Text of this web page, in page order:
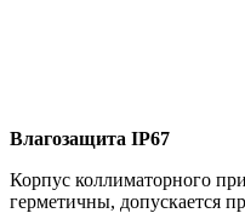
Влагозащита ІР67
Корпус коллиматорного
герметичны, допускается